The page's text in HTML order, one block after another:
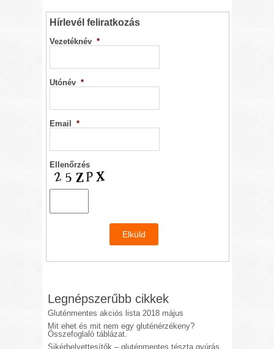
Hírlevél feliratkozás
Vezetéknév *
Utónév *
Email *
Ellenőrzés
Legnépszerűbb cikkek
Gluténmentes akciós lista 2018 május
Mit ehet és mit nem egy gluténérzékeny?
Összefoglaló táblázat.
Sikérhelyettesítők – gluténmentes tészta gyúrás